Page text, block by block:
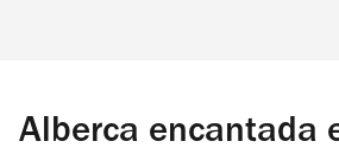
Alberca encantada